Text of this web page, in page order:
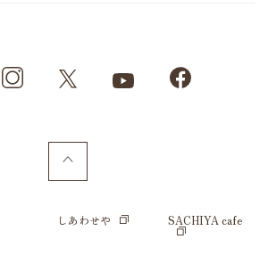
しあわせや SACHIYA cafe